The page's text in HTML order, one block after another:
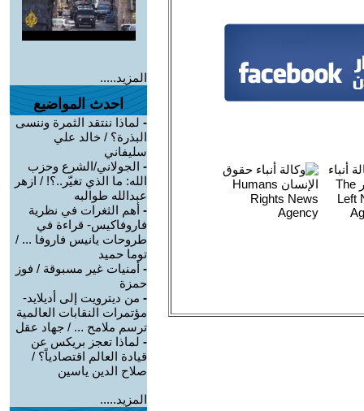
المزيد.....
احدث المواضيع
- لماذا ننتقد الثمرة وننسى
البذرة؟ / خالد علي
سليفاني
- الجولاني/الشرع وحزب
الله: ما الذي تغيّر..؟! / ازهر
عبدالله طوالبه
- أهم الثغرات في نظرية
فاروفاكيس- قراءة في
طروحات يانيس فاروفا ... /
توما حميد
- أمنيات غير مسبوقة / فوز
حمزة
- من ديترويت إلى أديلايد-
مؤتمرات النقابات العالمية
ترسم ملامح ... / جهاد عقل
- لماذا تعجز بريكس عن
قيادة العالم اقتصادياً؟ /
صلاح الدين ياسين
المزيد.....